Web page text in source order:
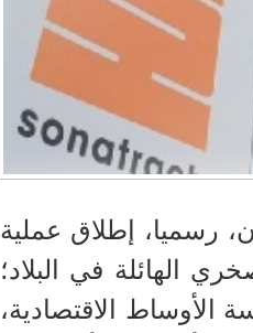
رسميا، إطلاق عملية
الهائلة في البلاد؛
الأوساط الاقتصادية،